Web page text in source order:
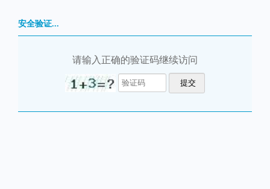
安全验证...
请输入正确的验证码继续访问